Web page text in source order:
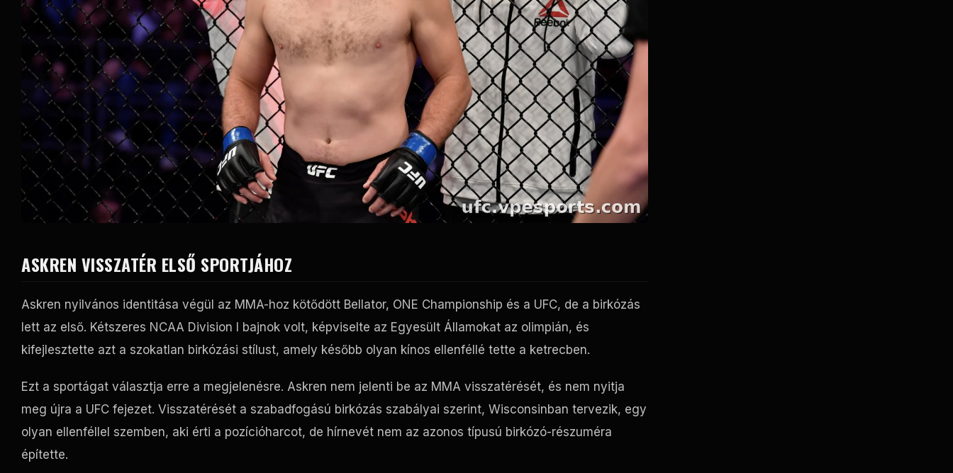
ASKREN VISSZATÉR ELSŐ SPORTJÁHOZ
Askren nyilvános identitása végül az MMA-hoz kötődött Bellator, ONE Championship és a UFC, de a birkózás
lett az első. Kétszeres NCAA Division I bajnok volt, képviselte az Egyesült Államokat az olimpián, és
kifejlesztette azt a szokatlan birkózási stílust, amely később olyan kínos ellenféllé tette a ketrecben.
Ezt a sportágat választja erre a megjelenésre. Askren nem jelenti be az MMA visszatérését, és nem nyitja
meg újra a UFC fejezet. Visszatérését a szabadfogású birkózás szabályai szerint, Wisconsinban tervezik, egy
olyan ellenféllel szemben, aki érti a pozícióharcot, de hírnevét nem az azonos típusú birkózó-részuméra
építette.